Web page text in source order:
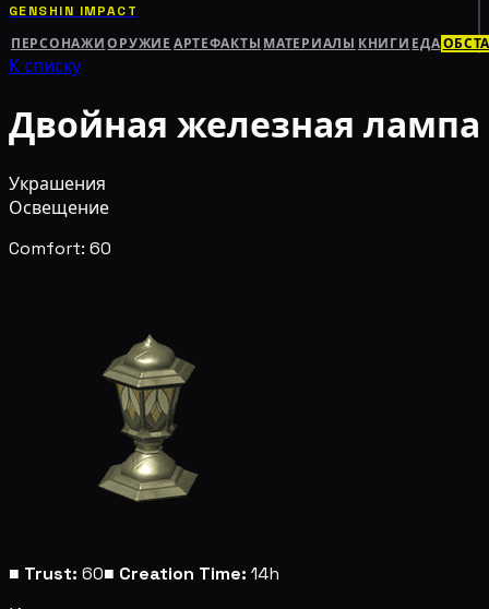
GENSHIN IMPACT
ПЕРСОНАЖИ ОРУЖИЕ АРТЕФАКТЫ МАТЕРИАЛЫ КНИГИ ЕДА
К списку
Двойная железная лампа
Украшения
Освещение
Comfort: 60
■ Trust: 60■ Creation Time: 14h